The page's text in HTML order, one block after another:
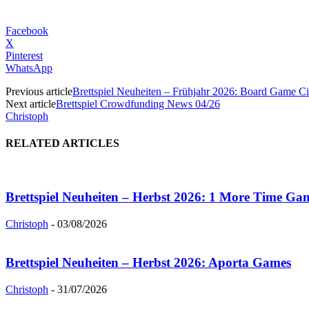
Facebook
X
Pinterest
WhatsApp
Previous articleBrettspiel Neuheiten – Frühjahr 2026: Board Game
Next articleBrettspiel Crowdfunding News 04/26
Christoph
RELATED ARTICLES
Brettspiel Neuheiten – Herbst 2026: 1 More Time
Christoph - 03/08/2026
Brettspiel Neuheiten – Herbst 2026: Aporta Games
Christoph - 31/07/2026